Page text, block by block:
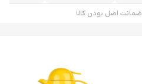
ضمانت اصل بودن کالا